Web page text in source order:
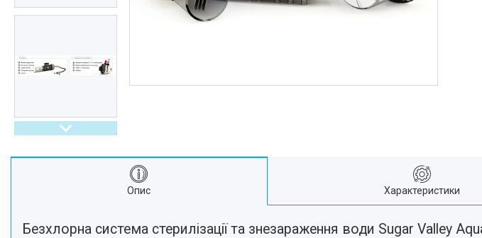
Опис Характеристики
Безхлорна система стерилізації та знезараження води Sugar Valley